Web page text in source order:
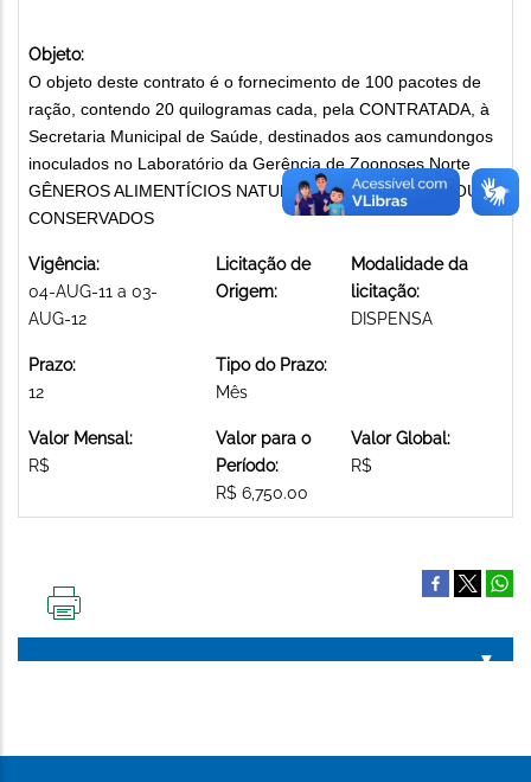
Objeto:
O objeto deste contrato é o fornecimento de 100 pacotes de
ração, contendo 20 quilogramas cada, pela CONTRATADA, à
Secretaria Municipal de Saúde, destinados aos camundongos
inoculados no Laboratório da Gerência de Zoonoses Norte
GÊNEROS ALIMENTÍCIOS NATURAIS, BENEFICIADOS OU
CONSERVADOS
Vigência:
04-AUG-11 a 03-
AUG-12
Licitação de
Origem:
Modalidade da
licitação:
DISPENSA
Prazo:
12
Tipo do Prazo:
Mês
Valor Mensal:
R$
Valor para o
Período:
R$ 6,750.00
Valor Global:
R$
PÁGINA